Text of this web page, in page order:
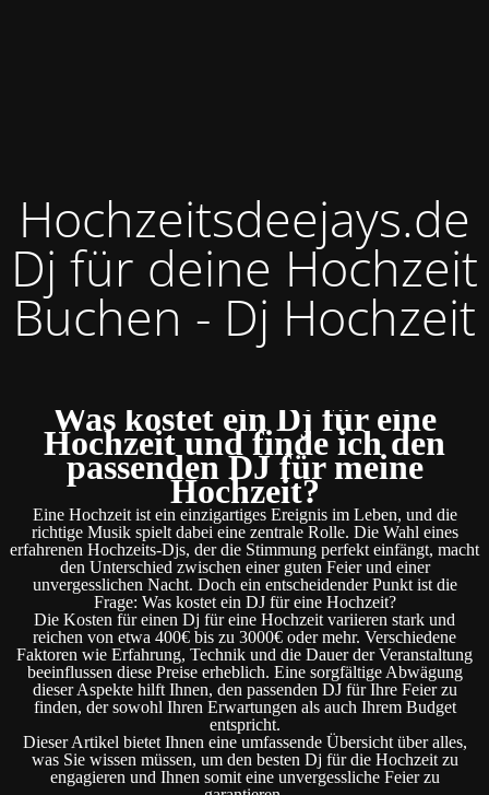
Hochzeitsdeejays.de
Dj für deine Hochzeit
Buchen - Dj Hochzeit
Was kostet ein Dj für eine
Hochzeit und finde ich den
passenden DJ für meine
Hochzeit?
Eine Hochzeit ist ein einzigartiges Ereignis im Leben, und die
richtige Musik spielt dabei eine zentrale Rolle. Die Wahl eines
erfahrenen Hochzeits-Djs, der die Stimmung perfekt einfängt, macht
den Unterschied zwischen einer guten Feier und einer
unvergesslichen Nacht. Doch ein entscheidender Punkt ist die
Frage: Was kostet ein DJ für eine Hochzeit?
Die Kosten für einen Dj für eine Hochzeit variieren stark und
reichen von etwa 400€ bis zu 3000€ oder mehr. Verschiedene
Faktoren wie Erfahrung, Technik und die Dauer der Veranstaltung
beeinflussen diese Preise erheblich. Eine sorgfältige Abwägung
dieser Aspekte hilft Ihnen, den passenden DJ für Ihre Feier zu
finden, der sowohl Ihren Erwartungen als auch Ihrem Budget
entspricht.
Dieser Artikel bietet Ihnen eine umfassende Übersicht über alles,
was Sie wissen müssen, um den besten Dj für die Hochzeit zu
engagieren und Ihnen somit eine unvergessliche Feier zu